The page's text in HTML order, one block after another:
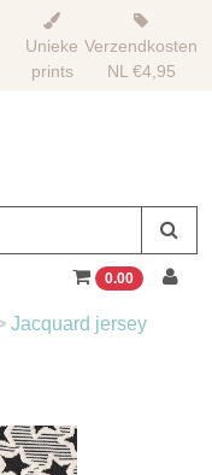
Unieke
prints
Verzendkosten
NL €4,95
0.00
Jacquard jersey